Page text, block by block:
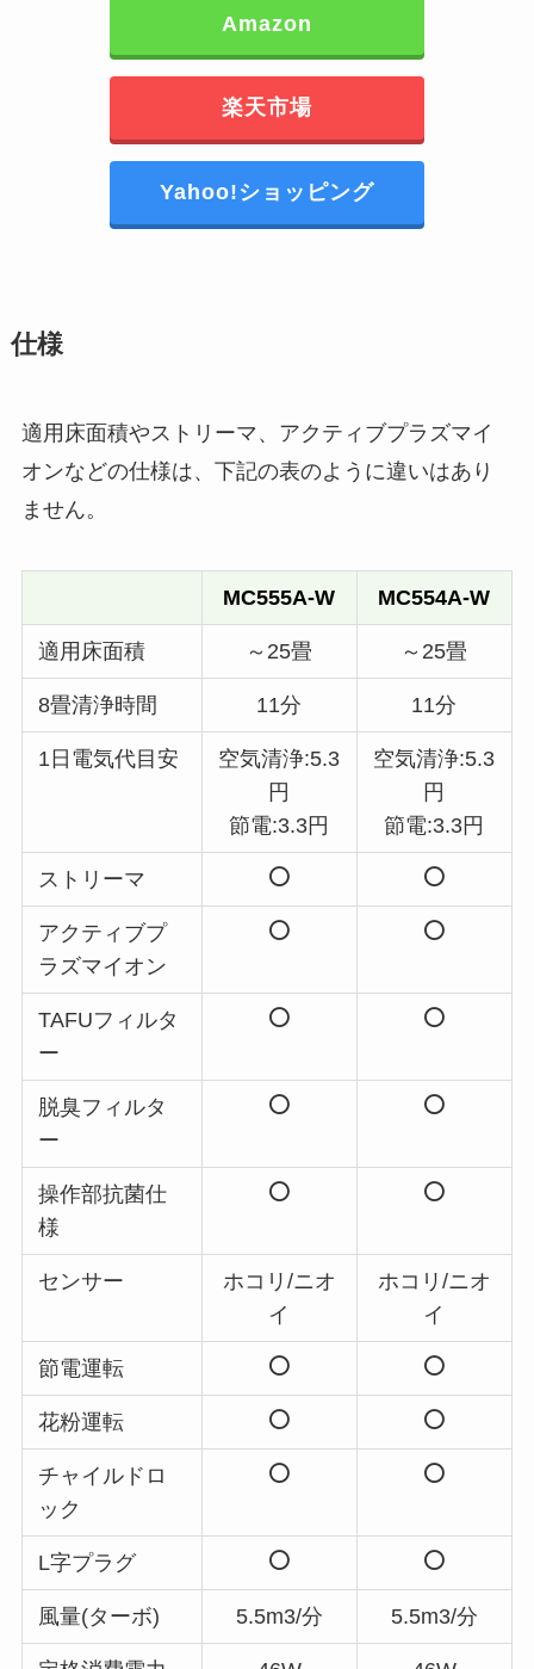
Amazon
楽天市場
Yahoo!ショッピング
仕様
適用床面積やストリーマ、アクティブプラズマイ
オンなどの仕様は、下記の表のように違いはあり
ません。
MC555A-W MC554A-W
適用床面積 ～25畳 ～25畳
8畳清浄時間 11分 11分
1日電気代目安
空気清浄:5.3
円
節電:3.3円
空気清浄:5.3
円
節電:3.3円
ストリーマ
アクティブプ
ラズマイオン
TAFUフィルタ
ー
脱臭フィルタ
ー
操作部抗菌仕
様
センサー
ホコリ/ニオ
イ
ホコリ/ニオ
イ
節電運転
花粉運転
チャイルドロ
ック
L字プラグ
風量(ターボ) 5.5m3/分 5.5m3/分